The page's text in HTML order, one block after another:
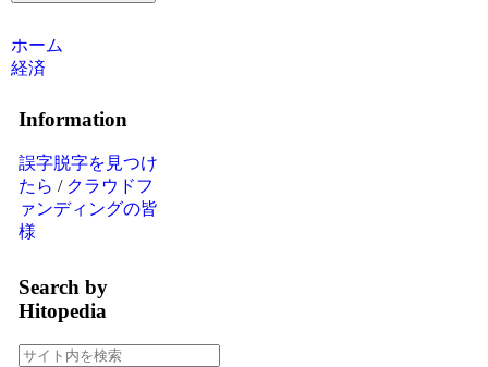
ホーム
経済
Information
誤字脱字を見つけ
たら / クラウドフ
ァンディングの皆
様
Search by
Hitopedia